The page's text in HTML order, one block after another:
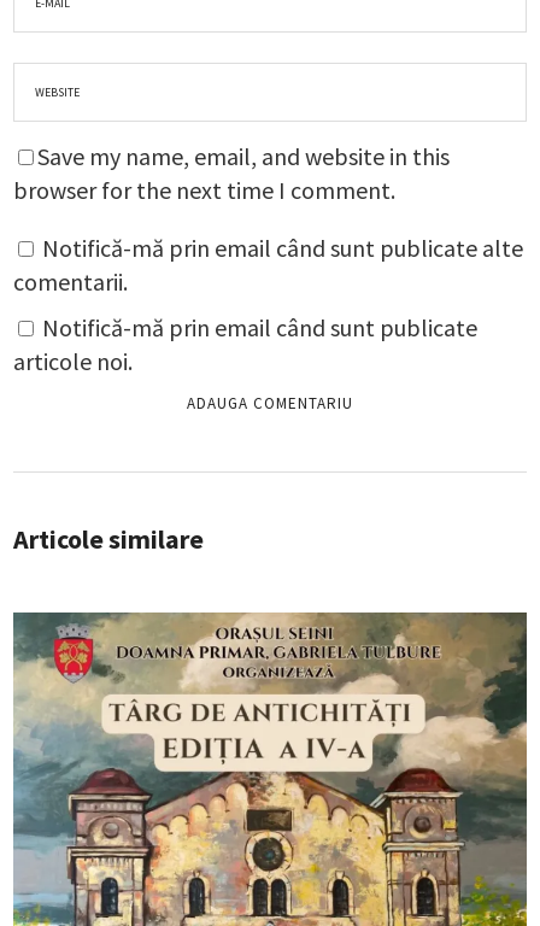
Save my name, email, and website in this
browser for the next time I comment.
Notifică-mă prin email când sunt publicate alte
comentarii.
Notifică-mă prin email când sunt publicate
articole noi.
Articole similare